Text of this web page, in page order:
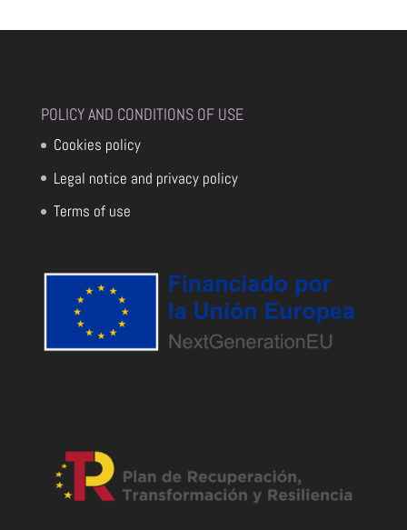
POLICY AND CONDITIONS OF USE
Cookies policy
Legal notice and privacy policy
Terms of use